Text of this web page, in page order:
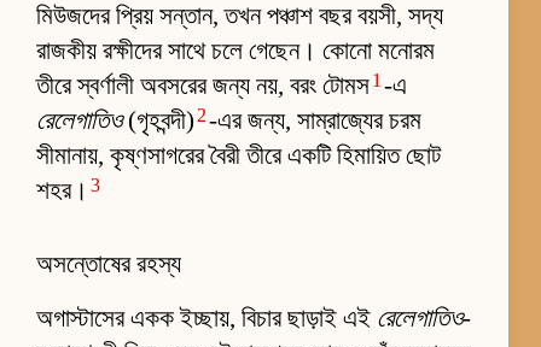
মিউজদের প্রিয় সন্তান, তখন পঞ্চাশ বছর বয়সী, সদ্য
রাজকীয় রক্ষীদের সাথে চলে গেছেন। কোনো মনোরম
তীরে স্বর্ণালী অবসরের জন্য নয়, বরং টোমস1 -এ
রেলেগাতিও(গৃহবন্দী) 2-এর জন্য, সাম্রাজ্যের চরম
সীমানায়, কৃষ্ণসাগরের বৈরী তীরে একটি হিমায়িত ছোট
শহর। 3
অসন্তোষের রহস্য
অগাস্টাসের একক ইচ্ছায়, বিচার ছাড়াই এই রেলেগাতিও-